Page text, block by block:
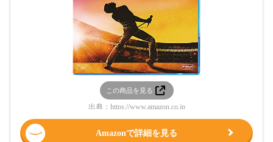
この商品を見る
出典： https://www.amazon.co.jp
Amazonで詳細を見る